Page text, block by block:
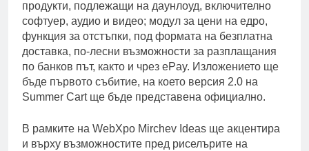
продукти, подлежащи на даунлоуд, включително
софтуер, аудио и видео; модул за цени на едро,
функция за отстъпки, под формата на безплатна
доставка, по-лесни възможности за разплащания
по банков път, както и чрез ePay. Изложението ще
бъде първото събитие, на което версия 2.0 на
Summer Cart ще бъде представена официално.
В рамките на WebXpo Mirchev Ideas ще акцентира
и върху възможностите пред риселърите на